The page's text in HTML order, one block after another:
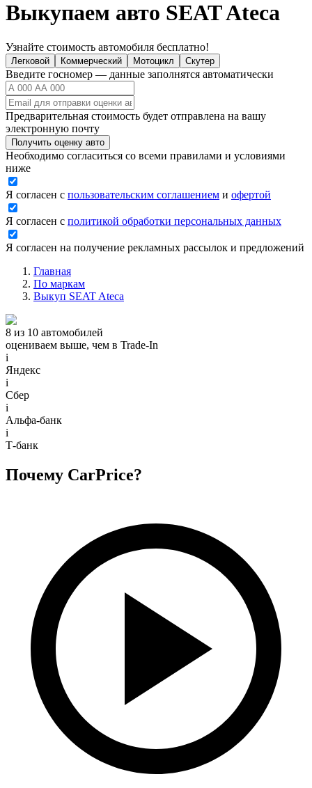
Выкупаем авто SEAT Ateca
Узнайте стоимость автомобиля бесплатно!
Легковой Коммерческий Мотоцикл Скутер
Введите госномер — данные заполнятся автоматически
Предварительная стоимость будет отправлена на вашу
электронную почту
Получить оценку авто
Необходимо согласиться со всеми правилами и условиями
ниже
Я согласен с пользовательским соглашением и офертой
Я согласен с политикой обработки персональных данных
Я согласен на получение рекламных рассылок и предложений
Главная
По маркам
Выкуп SEAT Ateca
8 из 10 автомобилей
оцениваем выше, чем в Trade‑In
i
Яндекс
i
Сбер
i
Альфа-банк
i
Т-банк
Почему CarPrice?